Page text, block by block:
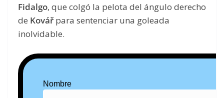
Fidalgo, que colgó la pelota del ángulo derecho
de Kovářpara sentenciar una goleada
inolvidable.
Nombre